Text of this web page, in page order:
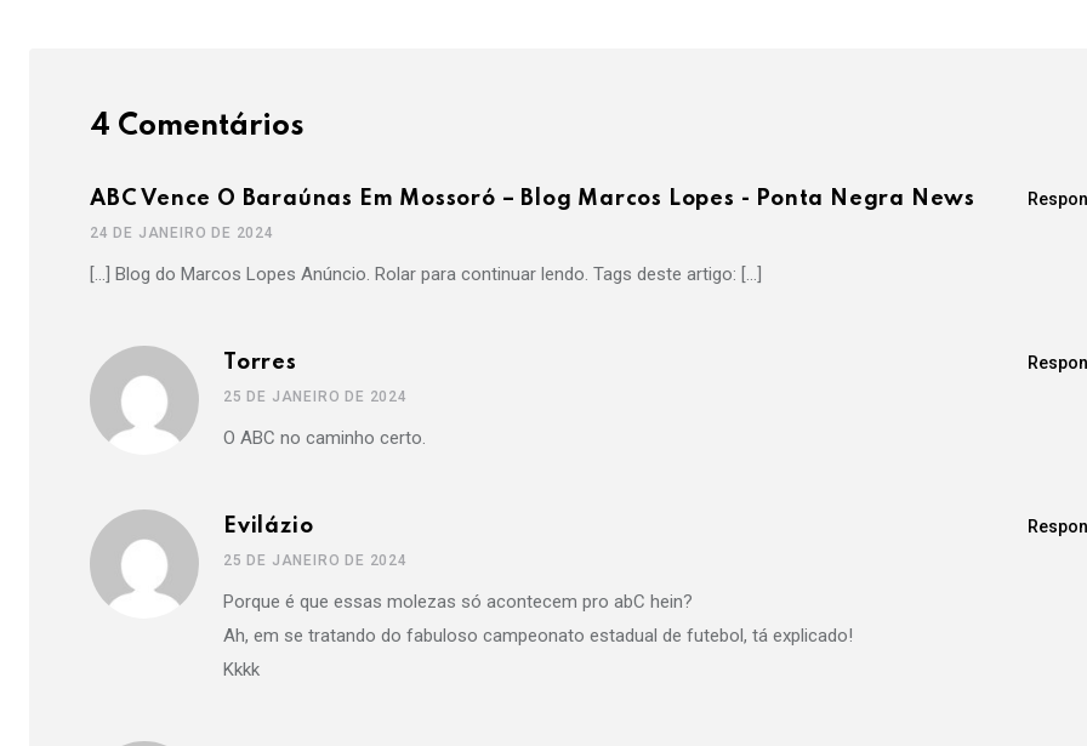
4 Comentários
ABC Vence O Baraúnas Em Mossoró – Blog Marcos Lopes - Ponta Negra News
24 DE JANEIRO DE 2024
[…] Blog do Marcos Lopes Anúncio. Rolar para continuar lendo. Tags deste artigo: […]
Torres
25 DE JANEIRO DE 2024
O ABC no caminho certo.
Evilázio
25 DE JANEIRO DE 2024
Porque é que essas molezas só acontecem pro abC hein?
Ah, em se tratando do fabuloso campeonato estadual de futebol, tá explicado!
Kkkk